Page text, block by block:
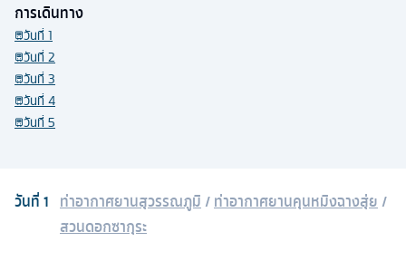
วันที่1 ท่าอากาศยานสุวรรณภูมิ /ท่าอากาศยานคุนหมิงฉางสุ่ย /
สวนดอกซากุระ
การเดินทาง
วันที่ 1
วันที่ 2
วันที่ 3
วันที่ 4
วันที่ 5